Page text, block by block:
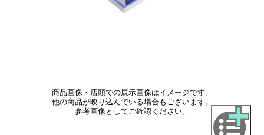
商品画像・店頭での展示画像はイメージです。
他の商品が映り込んでいる場合もございます。
参考画像としてご確認ください。